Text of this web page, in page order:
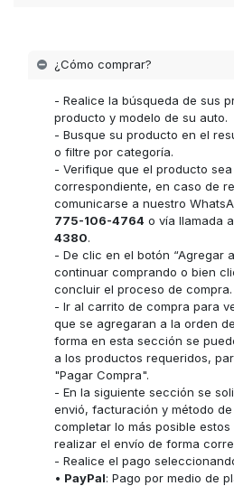
¿Cómo comprar?
- Realice la búsqueda de sus
producto y modelo de su auto.
- Busque su producto en el
o filtre por categoría.
- Verifique que el producto
correspondiente, en caso de
comunicarse a nuestro
775-106-4764 o vía llamada
4380.
- De clic en el botón “Agregar
continuar comprando o bien
concluir el proceso de compra.
- Ir al carrito de compra para
que se agregaran a la orden
forma en esta sección se
a los productos requeridos,
"Pagar Compra".
- En la siguiente sección se
envió, facturación y método
completar lo más posible
realizar el envío de forma
- Realice el pago
• PayPal: Pago por medio de